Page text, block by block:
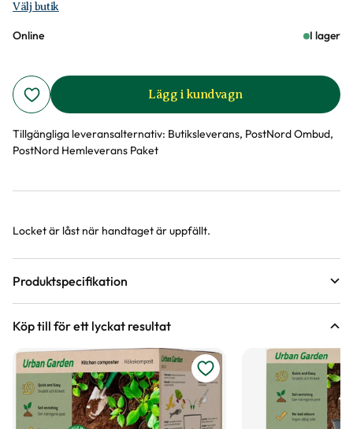
Välj butik
Online I lager
Lägg i kundvagn
Tillgängliga leveransalternativ: Butiksleverans, PostNord Ombud,
PostNord Hemleverans Paket
Produktinformation
Locket är låst när handtaget är uppfällt.
Produktspecifikation
Färg Grå
Varumärke Greenline
Art nr 247973
Köp till för ett lyckat resultat